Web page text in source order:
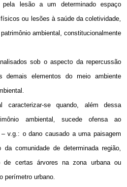
pela lesão a um determinado espaço
ou lesões à saúde da coletividade,
ambiental, constitucionalmente
sob o aspecto da repercussão
elementos do meio ambiente
caracterizar-se quando, além dessa
ambiental, sucede ofensa ao
v.g.: o dano causado a uma paisagem
comunidade de determinada região,
de certas árvores na zona urbana ou
perímetro urbano.